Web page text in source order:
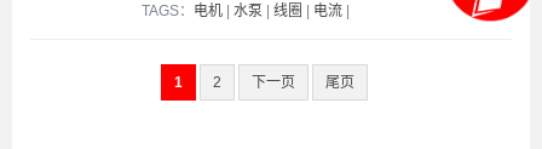
TAGS： 电机 | 水泵 | 线圈 | 电流 |
1 2 下一页 尾页